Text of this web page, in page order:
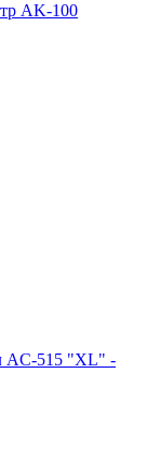
AK-100
AC-515 "XL" -